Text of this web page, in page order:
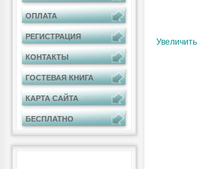
ОПЛАТА
РЕГИСТРАЦИЯ
КОНТАКТЫ
ГОСТЕВАЯ КНИГА
КАРТА САЙТА
БЕСПЛАТНО
Увеличить